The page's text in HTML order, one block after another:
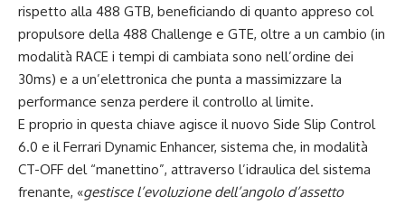
rispetto alla 488 GTB, beneficiando di quanto appreso col
propulsore della 488 Challenge e GTE, oltre a un cambio (in
modalità RACE i tempi di cambiata sono nell’ordine dei
30ms) e a un’elettronica che punta a massimizzare la
performance senza perdere il controllo al limite.
E proprio in questa chiave agisce il nuovo Side Slip Control
6.0 e il Ferrari Dynamic Enhancer, sistema che, in modalità
CT-OFF del “manettino”, attraverso l’idraulica del sistema
frenante, «gestisce l’evoluzione dell’angolo d’assetto